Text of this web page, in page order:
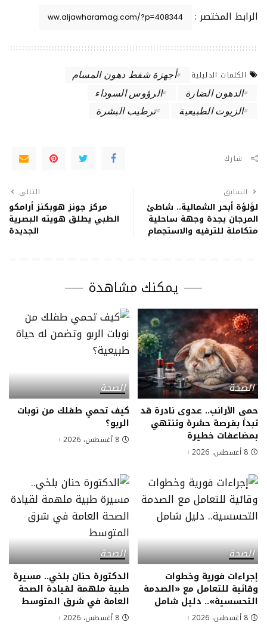
الرابط المختصر :
الكلمات الدليلية
أجهزة شفط دهون المسام
الدهون الضارة
الرؤوس السوداء
الزيوت الطبيعية
ترطيب البشرة
شارك
السابق
لؤلؤة أبحر الشمالية.. شاطئ
المرجان بجدة وجهة ساحلية
متكاملة للترفيه والاستجمام
التالي
مركز جونز هوبكنز أرامكو
الطبي يطلق هويته البصرية
الجديدة
يمكنك مشاهدة
الصحة
حمى الأرانب.. عدوى نادرة قد
تبدأ بقرصة حشرة وتنتهي
بمضاعفات خطيرة
8 أغسطس، 2026
الصحة
كيف تحمي طفلك من نوبات
الربو؟
8 أغسطس، 2026
الصحة
إجراءات فورية وخطوات
وقائية للتعامل مع «الصدمة
التحسسية».. دليل شامل
8 أغسطس، 2026
الصحة
الدكتورة حنان بلخي.. مسيرة
طبية ملهمة لقيادة الصحة
العامة في شرق المتوسط
8 أغسطس، 2026